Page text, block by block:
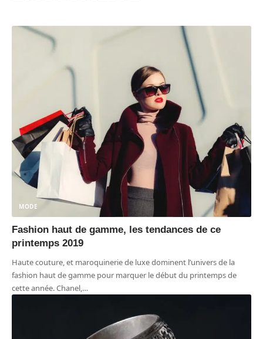
MODE
Fashion haut de gamme, les tendances de ce
printemps 2019
Haute couture, et maroquinerie de luxe dominent l’univers de la
fashion haut de gamme pour marquer le début du printemps de
cette année. Chanel,…